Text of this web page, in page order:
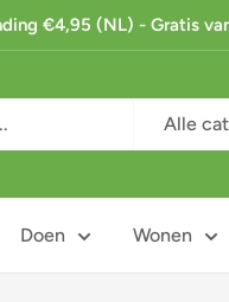
€4,95 (NL) - Gratis
Alle
Doen Wonen